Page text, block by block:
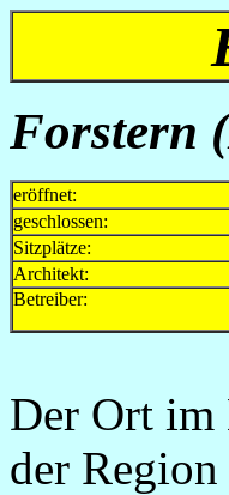
Forstern
eröffnet:
geschlossen:
Sitzplätze:
Architekt:
Betreiber:
Der Ort im
der